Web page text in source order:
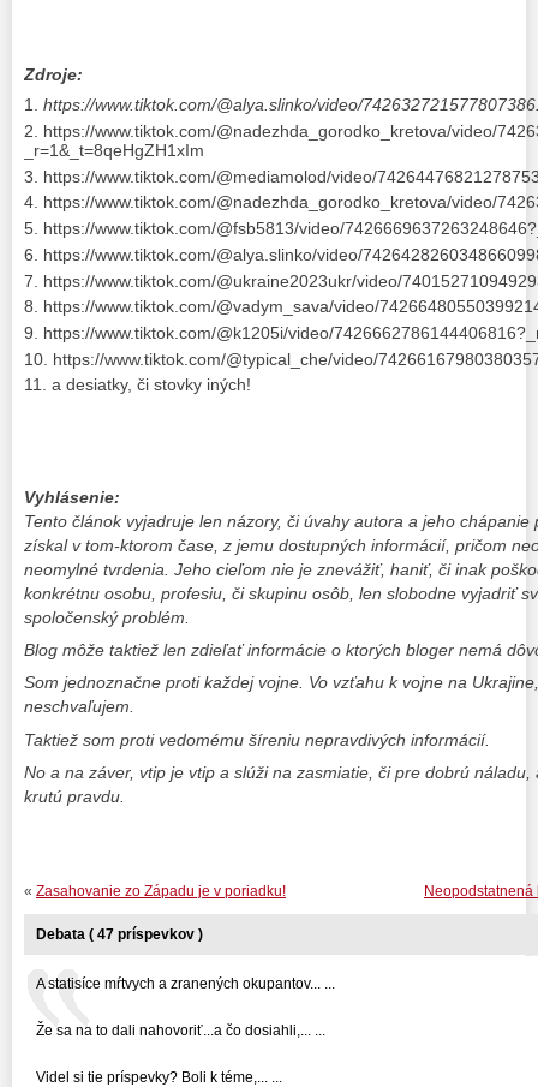
Zdroje:
https://www.tiktok.com/@alya.slinko/video/
https://www.tiktok.com/@nadezhda_gorodko_kretova/video/
_r=1&_t=8qeHgZH1xIm
https://www.tiktok.com/@mediamolod/video/
https://www.tiktok.com/@nadezhda_gorodko_kretova/video/
https://www.tiktok.com/@fsb5813/video/
https://www.tiktok.com/@alya.slinko/video/
https://www.tiktok.com/@ukraine2023ukr/video/
https://www.tiktok.com/@vadym_sava/video/
https://www.tiktok.com/@k1205i/video/
https://www.tiktok.com/@typical_che/video/
a desiatky, či stovky iných!
Vyhlásenie:
Tento článok vyjadruje len názory, či úvahy autora a jeho chápanie
získal v tom-ktorom čase, z jemu dostupných informácií, pričom
neomylné tvrdenia. Jeho cieľom nie je znevážiť, haniť, či inak
konkrétnu osobu, profesiu, či skupinu osôb, len slobodne vyjadriť
spoločenský problém.
Blog môže taktiež len zdieľať informácie o ktorých bloger nemá
Som jednoznačne proti každej vojne. Vo vzťahu k vojne na
neschvaľujem.
Taktiež som proti vedomému šíreniu nepravdivých informácií.
No a na záver, vtip je vtip a slúži na zasmiatie, či pre dobrú
krutú pravdu.
Neopodstatnená
« Zasahovanie zo Západu je v poriadku!
Debata ( 47 príspevkov )
A statisíce mŕtvych a zranených okupantov... ...
Že sa na to dali nahovoriť...a čo dosiahli,... ...
Videl si tie príspevky? Boli k téme,... ...